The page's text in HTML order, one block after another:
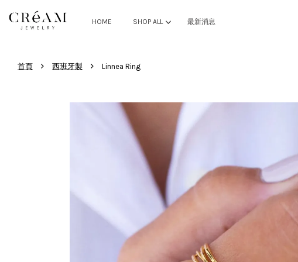
HOME SHOP ALL 最新消息
首頁 › 西班牙製 › Linnea Ring